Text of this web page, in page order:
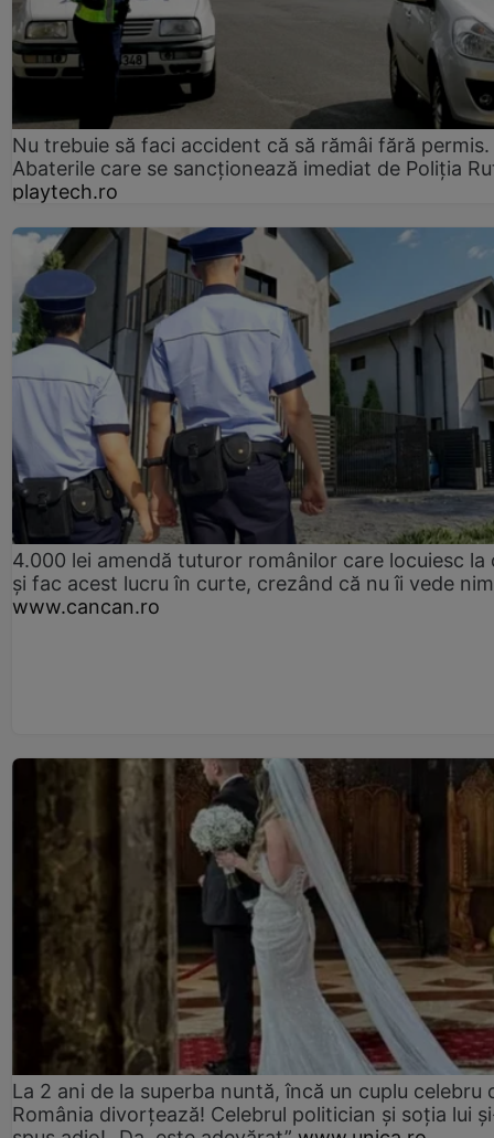
Nu trebuie să faci accident că să rămâi fără permis.
Abaterile care se sancționează imediat de Poliţia
playtech.ro
4.000 lei amendă tuturor românilor care locuiesc la
și fac acest lucru în curte, crezând că nu îi vede
www.cancan.ro
La 2 ani de la superba nuntă, încă un cuplu celebru
România divorțează! Celebrul politician și soția lui